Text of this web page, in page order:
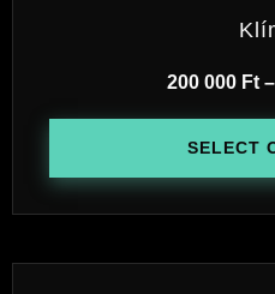
200 000 Ft–
SELECT